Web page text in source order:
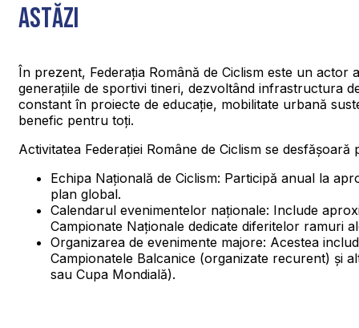
Astăzi
În prezent, Federația Română de Ciclism este un
generațiile de sportivi tineri, dezvoltând infrastructura
constant în proiecte de educație, mobilitate urbană
benefic pentru toți.
Activitatea Federației Române de Ciclism se
Echipa Națională de Ciclism: Participă anual la
plan global.
Calendarul evenimentelor naționale: Include
Campionate Naționale dedicate diferitelor ramuri
Organizarea de evenimente majore: Acestea
Campionatele Balcanice (organizate recurent) și
sau Cupa Mondială).